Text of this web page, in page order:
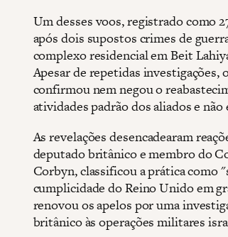
Um desses voos, registrado como
após dois supostos crimes de
complexo residencial em Beit
Apesar de repetidas
confirmou nem negou o
atividades padrão dos aliados e
As revelações desencadearam
deputado britânico e membro do
Corbyn, classificou a prática como
cumplicidade do Reino Unido em
renovou os apelos por uma
britânico às operações militares